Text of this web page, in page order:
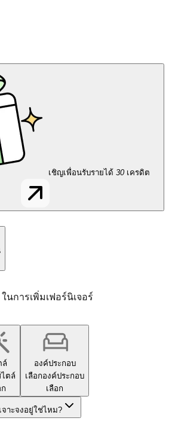
เชิญเพื่อนรับรายได้ 30 เครดิต
ในการเพิ่มเฟอร์นิเจอร์
ล์
ไตล์
ก
องค์ประกอบ
เลือกองค์ประกอบ
เลือก
จาะจงอยู่ใช่ไหม?